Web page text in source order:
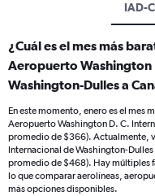
IAD-
¿Cuál es el mes más
Aeropuerto Washington
Washington-Dulles a
En este momento, enero es el mes
Aeropuerto Washington D. C.
promedio de $366). Actualmente,
Internacional de Washington-Dulles
promedio de $468). Hay múltiples
lo que comparar aerolíneas,
más opciones disponibles.